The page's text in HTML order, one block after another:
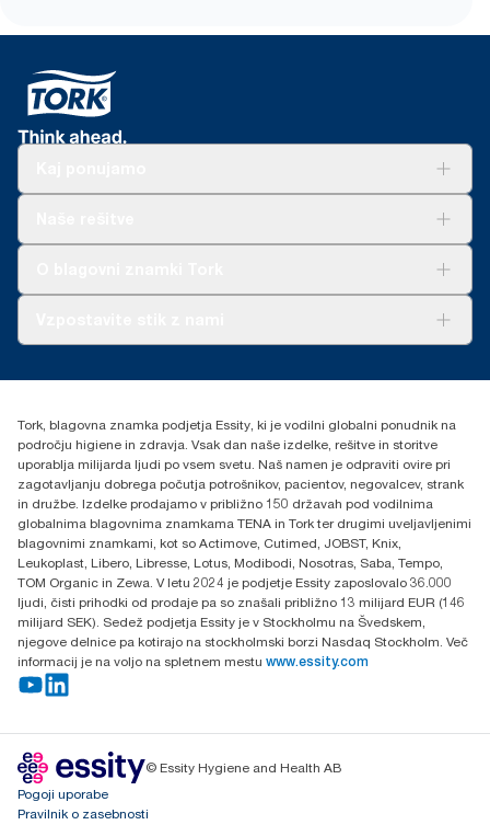
Essity Hungary Kft. Professional Hygiene
Budakeszi út 51.
Tork, blagovna znamka podjetja Essity, ki je vodilni globalni ponudnik na
področju higiene in zdravja. Vsak dan naše izdelke, rešitve in storitve
uporablja milijarda ljudi po vsem svetu. Naš namen je odpraviti ovire pri
zagotavljanju dobrega počutja potrošnikov, pacientov, negovalcev, strank
in družbe. Izdelke prodajamo v približno 150 državah pod vodilnima
globalnima blagovnima znamkama TENA in Tork ter drugimi uveljavljenimi
blagovnimi znamkami, kot so Actimove, Cutimed, JOBST, Knix,
Leukoplast, Libero, Libresse, Lotus, Modibodi, Nosotras, Saba, Tempo,
TOM Organic in Zewa. V letu 2024 je podjetje Essity zaposlovalo 36.000
ljudi, čisti prihodki od prodaje pa so znašali približno 13 milijard EUR (146
milijard SEK). Sedež podjetja Essity je v Stockholmu na Švedskem,
njegove delnice pa kotirajo na stockholmski borzi Nasdaq Stockholm. Več
informacij je na voljo na spletnem mestu www.essity.com
© Essity Hygiene and Health AB
Pogoji uporabe
Pravilnik o zasebnosti